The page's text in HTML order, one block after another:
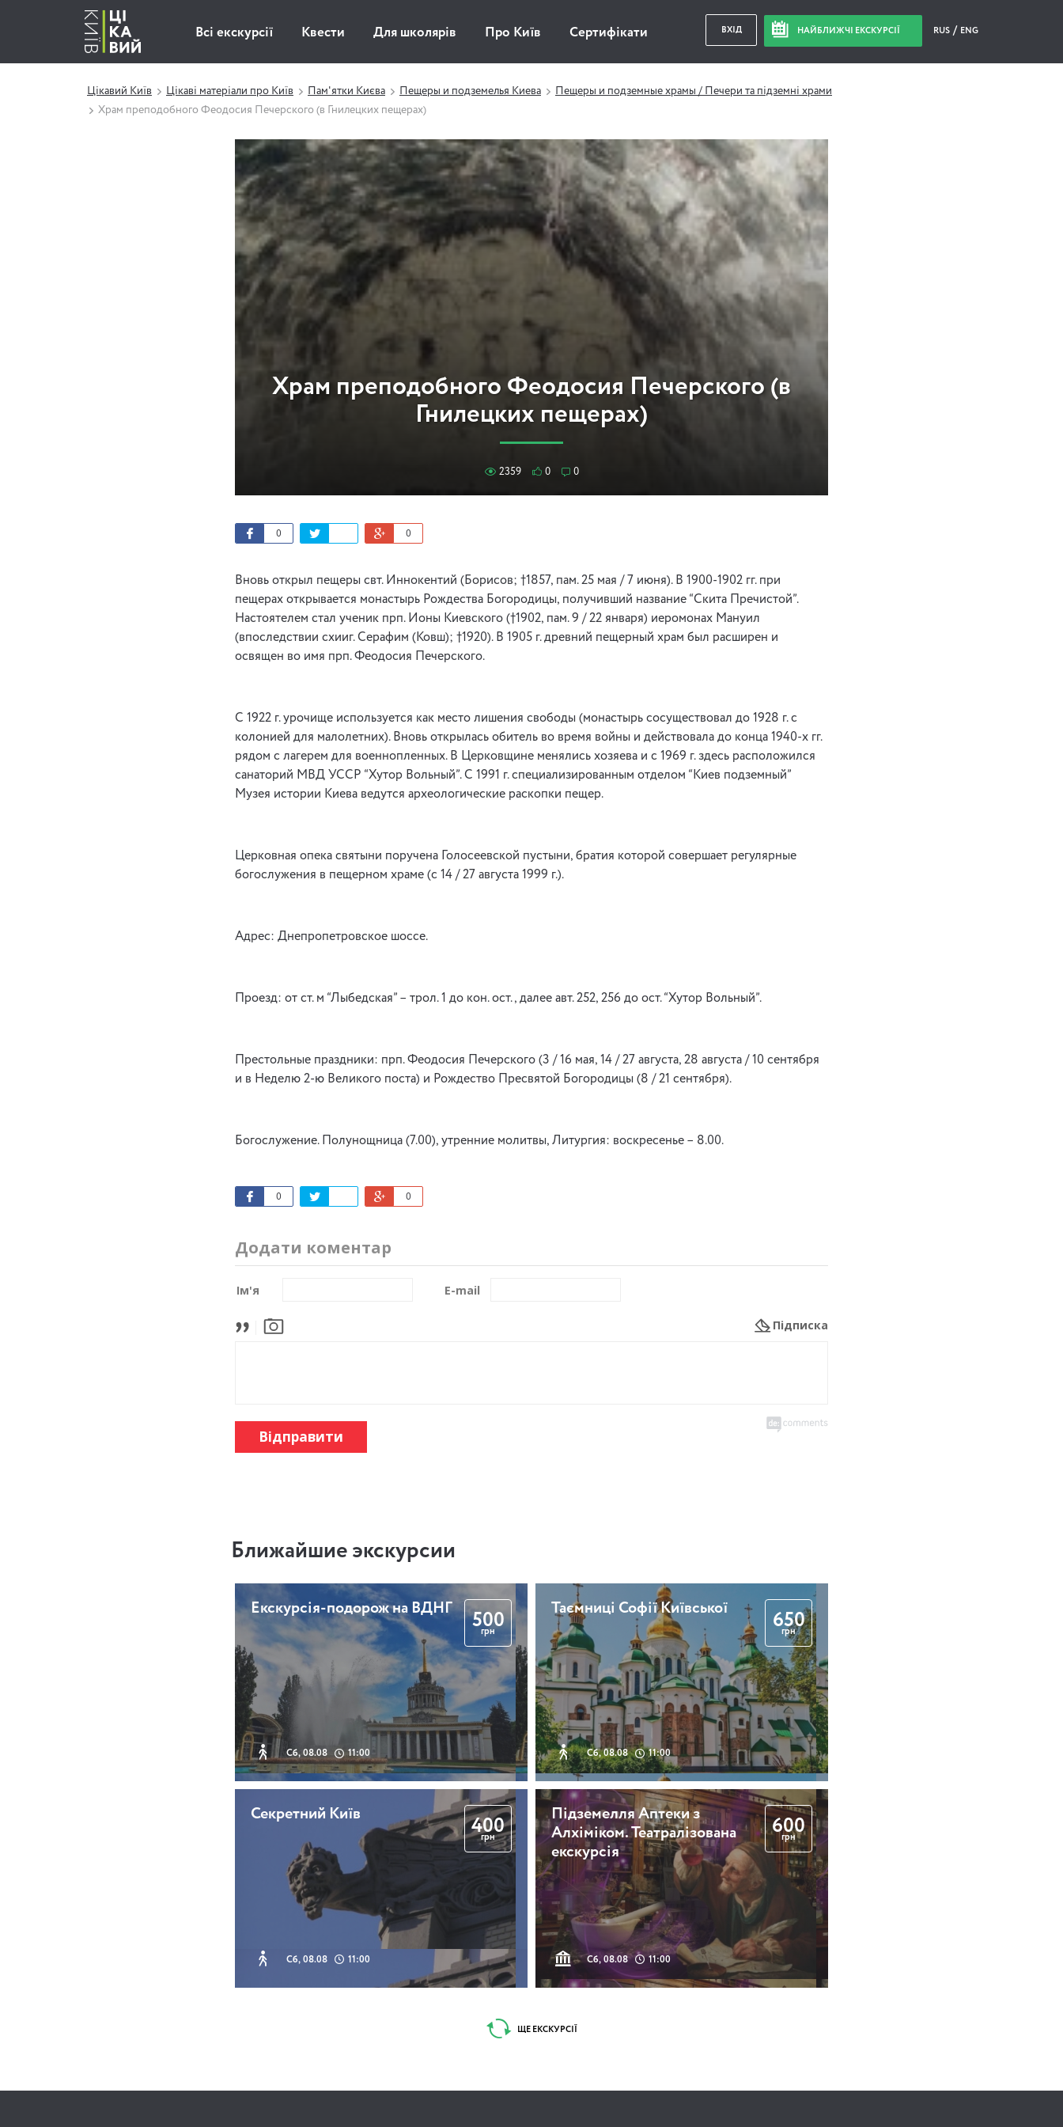
Всі екскурсії Квести Для школярів Про Київ Сертифікати ВХІД НАЙБЛИЖЧІ ЕКСКУРСІЇ RUS ENG
Цікавий Київ Цікаві матеріали про Київ Пам'ятки Києва Пещеры и подземелья Киева
Пещеры и подземные храмы / Печери та підземні храми
Храм преподобного Феодосия Печерского (в Гнилецких пещерах)
Храм преподобного Феодосия Печерского (в
Гнилецких пещерах)
2359 0 0
0 0
Вновь открыл пещеры свт. Иннокентий (Борисов; †1857, пам. 25 мая / 7 июня). В 1900-1902 гг. при
пещерах открывается монастырь Рождества Богородицы, получивший название “Скита Пречистой”.
Настоятелем стал ученик прп. Ионы Киевского (†1902, пам. 9 / 22 января) иеромонах Мануил
(впоследствии схииг. Серафим (Ковш); †1920). В 1905 г. древний пещерный храм был расширен и
освящен во имя прп. Феодосия Печерского.
С 1922 г. урочище используется как место лишения свободы (монастырь сосуществовал до 1928 г. с
колонией для малолетних). Вновь открылась обитель во время войны и действовала до конца 1940-х гг.
рядом с лагерем для военнопленных. В Церковщине менялись хозяева и с 1969 г. здесь расположился
санаторий МВД УССР “Хутор Вольный”. С 1991 г. специализированным отделом “Киев подземный”
Музея истории Киева ведутся археологические раскопки пещер.
Церковная опека святыни поручена Голосеевской пустыни, братия которой совершает регулярные
богослужения в пещерном храме (с 14 / 27 августа 1999 г.).
Адрес: Днепропетровское шоссе.
Проезд: от ст. м “Лыбедская” – трол. 1 до кон. ост., далее авт. 252, 256 до ост. “Хутор Вольный”.
Престольные праздники: прп. Феодосия Печерского (3 / 16 мая, 14 / 27 августа, 28 августа / 10 сентября
и в Неделю 2-ю Великого поста) и Рождество Пресвятой Богородицы (8 / 21 сентября).
Богослужение. Полунощница (7.00), утренние молитвы, Литургия: воскресенье – 8.00.
0 0
Додати коментар
Ім'я E-mail
Підписка
Відправити
Ближайшие экскурсии
Екскурсія-подорож на ВДНГ
Сб, 08.08 11:00
500
грн
Таємниці Софії Київської
Сб, 08.08 11:00
650
грн
Секретний Київ
Сб, 08.08 11:00
400
грн
Підземелля Аптеки з
Алхіміком. Театралізована
екскурсія
Сб, 08.08 11:00
600
грн
ЩЕ ЕКСКУРСІЇ